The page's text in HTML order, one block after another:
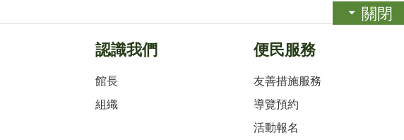
關閉
認識我們
館長
組織
便民服務
友善措施服務
導覽預約
活動報名